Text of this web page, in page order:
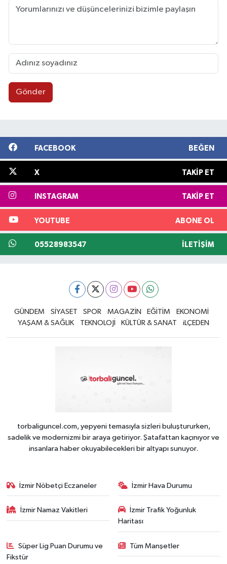
Gönder
FACEBOOK BEĞEN
X TAKIP ET
INSTAGRAM TAKIP ET
YOUTUBE ABONE OL
05528983547 İLETIŞIM
GÜNDEM SİYASET SPOR MAGAZİN EĞİTİM
EKONOMİ
YAŞAM & SAĞLIK
TEKNOLOJİ KÜLTÜR & SANAT iLÇEDEN
torbaliguncel.com, yepyeni temasıyla sizleri buluştururken,
sadelik ve modernizmi bir araya getiriyor. Şatafattan kaçınıyor ve
insanlara haber okuyabilecekleri bir altyapı sunuyor.
İzmir Nöbetçi Eczaneler İzmir Hava Durumu
İzmir Namaz Vakitleri
İzmir Trafik Yoğunluk
Haritası
Süper Lig Puan Durumu ve
Fikstür
Tüm Manşetler